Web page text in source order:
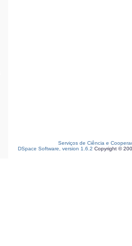
Serviços de Ciência e
DSpace Software, version 1.6.2 Copyright ©